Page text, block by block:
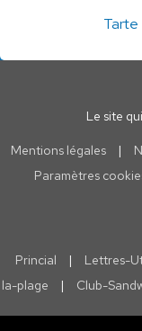
Le site
Mentions légales |
Paramètres
Princial
| Lettres-
la-plage
| Club-